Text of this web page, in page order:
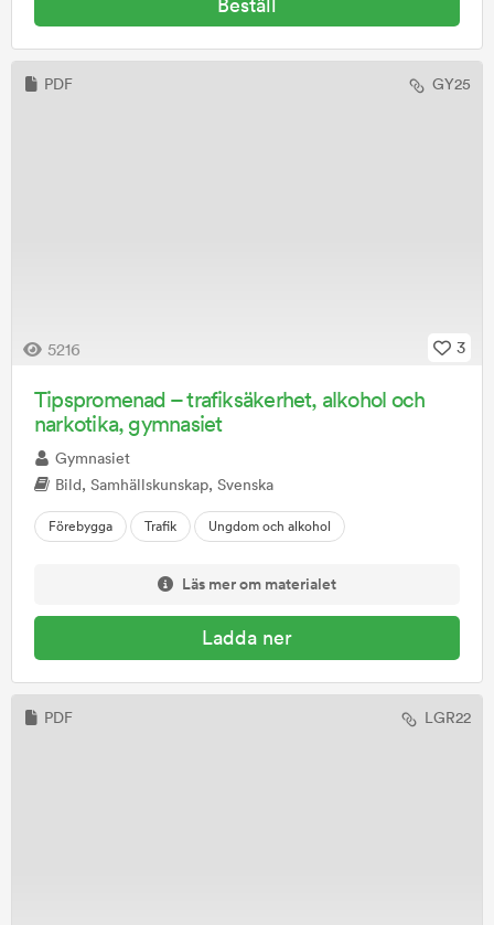
PDF GY25
5216 3
Tipspromenad – trafiksäkerhet, alkohol och
narkotika, gymnasiet
Gymnasiet
Bild, Samhällskunskap, Svenska
Förebygga Trafik Ungdom och alkohol
Läs mer om materialet
Ladda ner
PDF LGR22